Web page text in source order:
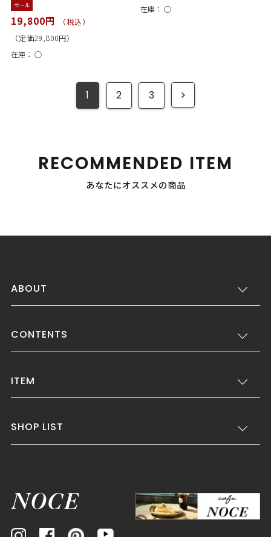
セール
19,800円
（税込）
（定価29,800円）
在庫： ○
在庫：○
1 2 3
RECOMMENDED ITEM
あなたにオススメの商品
ABOUT
CONTENTS
ITEM
SHOP LIST